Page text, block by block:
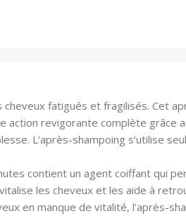
fatigués et fragilisés. Cet
action revigorante complète
L’après-shampoing s’utilise
contient un agent coiffant qui
les cheveux et les aide à
en manque de vitalité, l’après-